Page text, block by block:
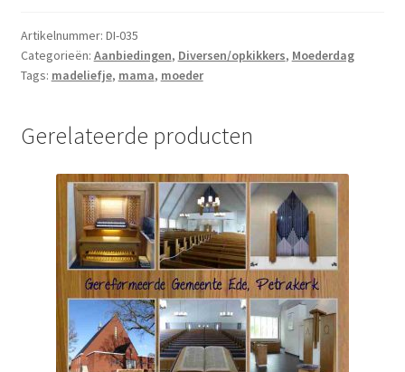
aantal
Artikelnummer: DI-035
Categorieën: Aanbiedingen, Diversen/opkikkers, Moederdag
Tags: madeliefje, mama, moeder
Gerelateerde producten